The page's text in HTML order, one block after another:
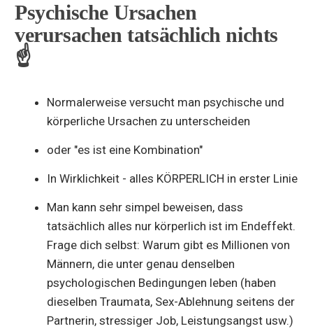
Psychische Ursachen
verursachen tatsächlich nichts
☝️
Normalerweise versucht man psychische und
körperliche Ursachen zu unterscheiden
oder "es ist eine Kombination"
In Wirklichkeit - alles KÖRPERLICH in erster Linie
Man kann sehr simpel beweisen, dass
tatsächlich alles nur körperlich ist im Endeffekt.
Frage dich selbst: Warum gibt es Millionen von
Männern, die unter genau denselben
psychologischen Bedingungen leben (haben
dieselben Traumata, Sex-Ablehnung seitens der
Partnerin, stressiger Job, Leistungsangst usw.)